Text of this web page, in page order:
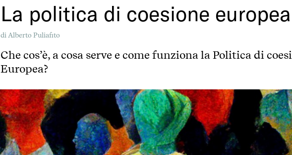
La politica di coesione europea
di Alberto Puliafito
Che cos’è, a cosa serve e come funziona la Politica di
Europea?